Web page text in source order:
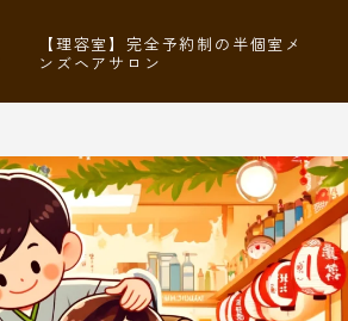
【理容室】完全予約制の半個室メ
ンズヘアサロン